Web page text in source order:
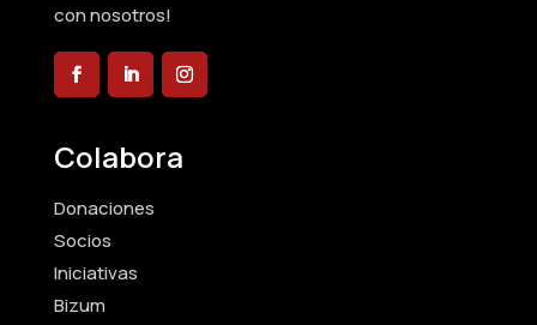
con nosotros!
Colabora
Donaciones
Socios
Iniciativas
Bizum